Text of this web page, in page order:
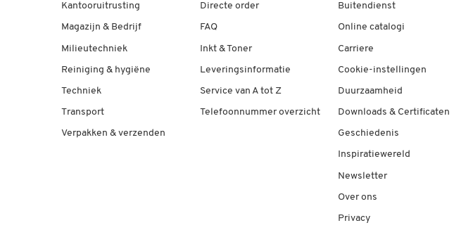
Kantooruitrusting
Magazijn & Bedrijf
Milieutechniek
Reiniging & hygiëne
Techniek
Transport
Verpakken & verzenden
Directe order
FAQ
Inkt & Toner
Leveringsinformatie
Service van A tot Z
Telefoonnummer overzicht
Buitendienst
Online catalogi
Carriere
Cookie-instellingen
Duurzaamheid
Downloads & Certificaten
Geschiedenis
Inspiratiewereld
Newsletter
Over ons
Privacy